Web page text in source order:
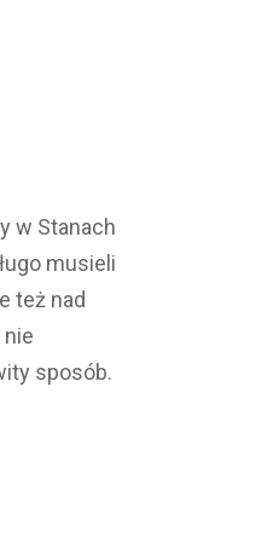
w Stanach
musieli
też nad
sposób.